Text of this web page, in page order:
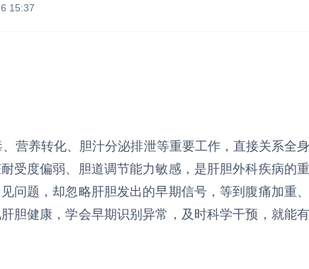
15:37
养转化、胆汁分泌排泄等重要工作，直接关系全身
受度偏弱、胆道调节能力敏感，是肝胆外科疾病的重
问题，却忽略肝胆发出的早期信号，等到腹痛加重、
胆健康，学会早期识别异常，及时科学干预，就能有